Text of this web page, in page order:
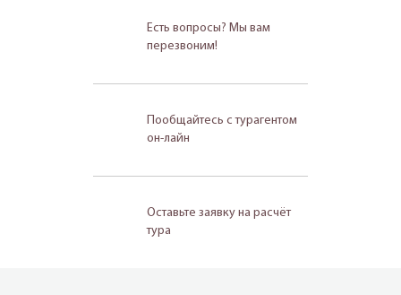
Есть вопросы? Мы вам
перезвоним!
Пообщайтесь с турагентом
он-лайн
Оставьте заявку на расчёт
тура